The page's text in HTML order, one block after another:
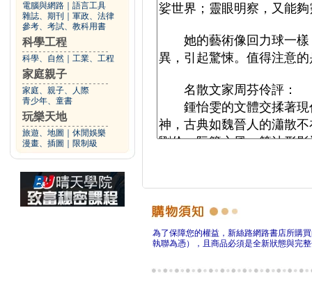
電腦與網路
語言工具
雜誌、期刊
軍政、法律
參考、考試、教科用書
科學工程
科學、自然 工業、工程
家庭親子
家庭、親子、人際
青少年、童書
玩樂天地
旅遊、地圖
休閒娛樂
漫畫、插圖
限制級
為了保障您的權益，新絲路網路書店所購
執聯為憑），且商品必須是全新狀態與完